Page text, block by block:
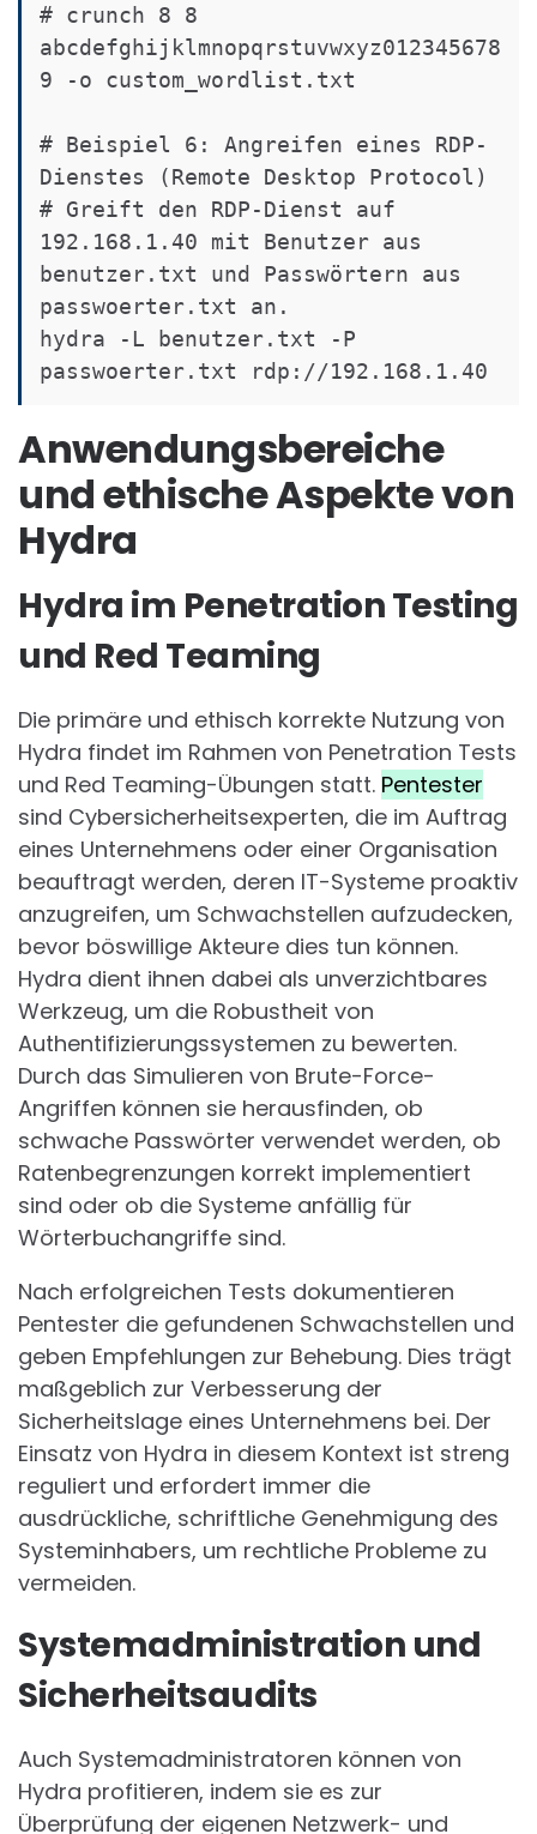
# crunch 8 8
abcdefghijklmnopqrstuvwxyz012345678
9 -o custom_wordlist.txt
# Beispiel 6: Angreifen eines RDP-
Dienstes (Remote Desktop Protocol)
# Greift den RDP-Dienst auf
192.168.1.40 mit Benutzer aus
benutzer.txt und Passwörtern aus
passwoerter.txt an.
hydra -L benutzer.txt -P
Anwendungsbereiche
und ethische Aspekte von
Hydra
Hydra im Penetration Testing
und Red Teaming
Die primäre und ethisch korrekte Nutzung von
Hydra findet im Rahmen von Penetration Tests
und Red Teaming-Übungen statt. Pentester
sind Cybersicherheitsexperten, die im Auftrag
eines Unternehmens oder einer Organisation
beauftragt werden, deren IT-Systeme proaktiv
anzugreifen, um Schwachstellen aufzudecken,
bevor böswillige Akteure dies tun können.
Hydra dient ihnen dabei als unverzichtbares
Werkzeug, um die Robustheit von
Authentifizierungssystemen zu bewerten.
Durch das Simulieren von Brute-Force-
Angriffen können sie herausfinden, ob
schwache Passwörter verwendet werden, ob
Ratenbegrenzungen korrekt implementiert
sind oder ob die Systeme anfällig für
Wörterbuchangriffe sind.
Nach erfolgreichen Tests dokumentieren
Pentester die gefundenen Schwachstellen und
geben Empfehlungen zur Behebung. Dies trägt
maßgeblich zur Verbesserung der
Sicherheitslage eines Unternehmens bei. Der
Einsatz von Hydra in diesem Kontext ist streng
reguliert und erfordert immer die
ausdrückliche, schriftliche Genehmigung des
Systeminhabers, um rechtliche Probleme zu
vermeiden.
Systemadministration und
Sicherheitsaudits
Auch Systemadministratoren können von
Hydra profitieren, indem sie es zur
Überprüfung der eigenen Netzwerk- und